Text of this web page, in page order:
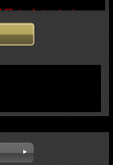
も有ります。
わせくだ